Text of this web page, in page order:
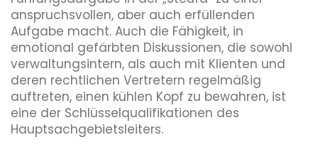
anspruchsvollen, aber auch erfüllenden
Aufgabe macht. Auch die Fähigkeit, in
emotional gefärbten Diskussionen, die sowohl
verwaltungsintern, als auch mit Klienten und
deren rechtlichen Vertretern regelmäßig
auftreten, einen kühlen Kopf zu bewahren, ist
eine der Schlüsselqualifikationen des
Hauptsachgebietsleiters.